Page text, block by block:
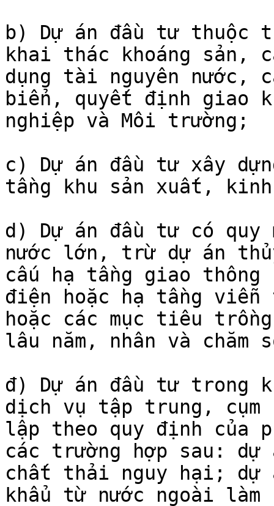
b) Dự án đầu tư thuộc
khai thác khoáng sản,
dụng tài nguyên nước,
biển, quyết định giao
nghiệp và Môi trường;
c) Dự án đầu tư xây
tầng khu sản xuất,
d) Dự án đầu tư có quy
nước lớn, trừ dự án
cấu hạ tầng giao thông
điện hoặc hạ tầng
hoặc các mục tiêu
lâu năm, nhân và chăm
đ) Dự án đầu tư trong
dịch vụ tập trung, cụm
lập theo quy định của
các trường hợp sau:
chất thải nguy hại; dự
khẩu từ nước ngoài